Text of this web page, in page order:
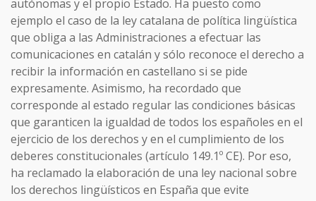
autónomas y el propio Estado. Ha puesto como
ejemplo el caso de la ley catalana de política lingüística
que obliga a las Administraciones a efectuar las
comunicaciones en catalán y sólo reconoce el derecho a
recibir la información en castellano si se pide
expresamente. Asimismo, ha recordado que
corresponde al estado regular las condiciones básicas
que garanticen la igualdad de todos los españoles en el
ejercicio de los derechos y en el cumplimiento de los
deberes constitucionales (artículo 149.1º CE). Por eso,
ha reclamado la elaboración de una ley nacional sobre
los derechos lingüísticos en España que evite